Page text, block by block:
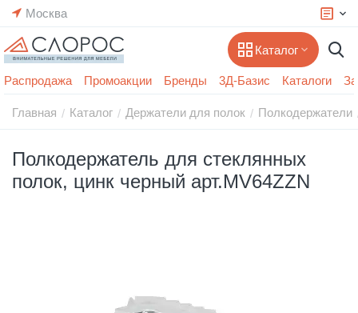
Москва
Каталог
Распродажа Промоакции Бренды 3Д-Базис Каталоги
Главная / Каталог / Держатели для полок / Полкодержатели
Полкодержатель для стеклянных
полок, цинк черный арт.MV64ZZN